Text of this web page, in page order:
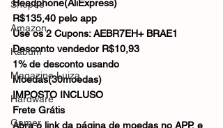
Shopee
Amazon
Kabum
Magazine Luiza
Hardware
Gamer
Headphone(AliExpress)
R$135,40 pelo app
Use os 2 Cupons: AEBR7EH+ BRAE1
Desconto vendedor R$10,93
1% de desconto usando
Moedas(30moedas)
IMPOSTO INCLUSO
Frete Grátis
Abra o link da página de moedas no APP, e